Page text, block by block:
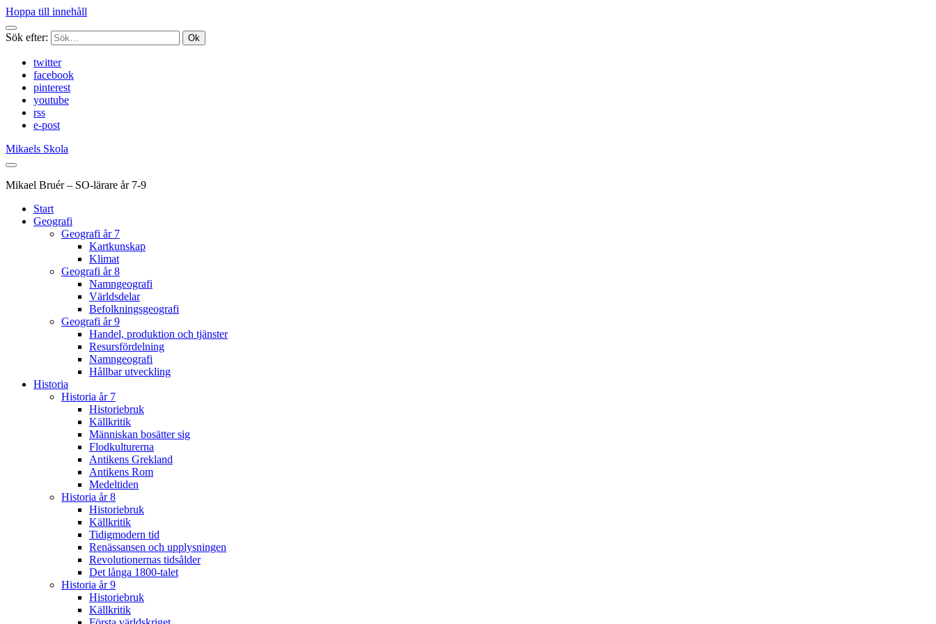
Hoppa till innehåll
Sök efter:
twitter
facebook
pinterest
youtube
rss
e-post
Mikaels Skola
Mikael Bruér – SO-lärare år 7-9
Start
Geografi
Geografi år 7
Kartkunskap
Klimat
Geografi år 8
Namngeografi
Världsdelar
Befolkningsgeografi
Geografi år 9
Handel, produktion och tjänster
Resursfördelning
Namngeografi
Hållbar utveckling
Historia
Historia år 7
Historiebruk
Källkritik
Människan bosätter sig
Flodkulturerna
Antikens Grekland
Antikens Rom
Medeltiden
Historia år 8
Historiebruk
Källkritik
Tidigmodern tid
Renässansen och upplysningen
Revolutionernas tidsålder
Det långa 1800-talet
Historia år 9
Historiebruk
Källkritik